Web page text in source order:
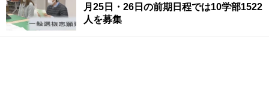
月25日・26日の前期日程では10学部1522
人を募集